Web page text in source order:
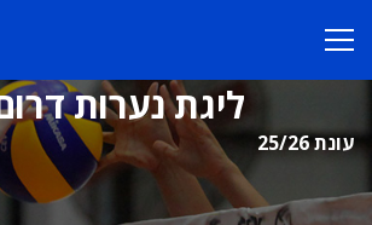
ליגת נערות
עונת 25/26